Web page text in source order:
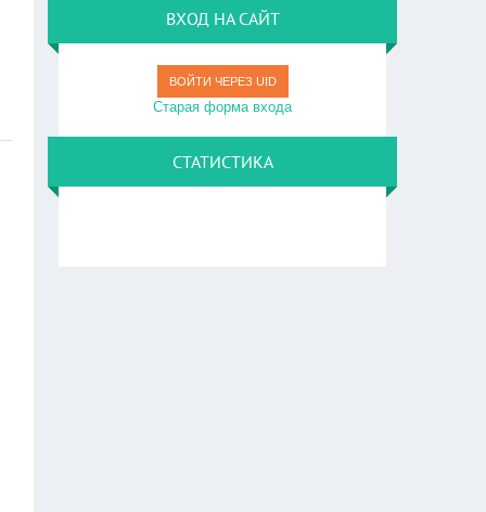
ВХОД НА САЙТ
ВОЙТИ ЧЕРЕЗ UID
Старая форма входа
СТАТИСТИКА